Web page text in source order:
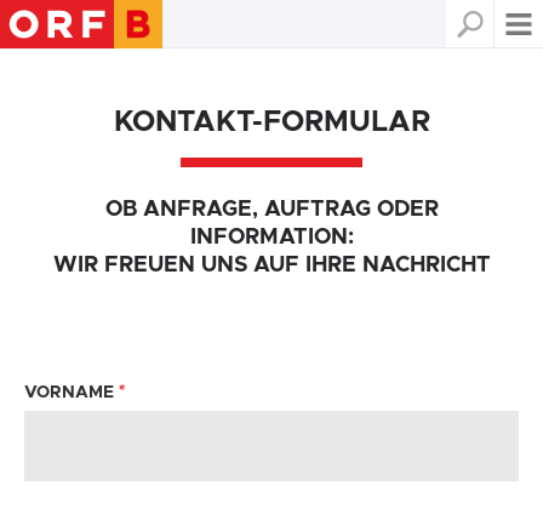
KONTAKT-FORMULAR
OB ANFRAGE, AUFTRAG ODER
INFORMATION:
WIR FREUEN UNS AUF IHRE NACHRICHT
VORNAME *